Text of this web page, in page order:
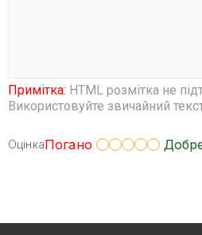
Примітка: HTML розмітка не
Використовуйте звичайний
ОцінкаПогано